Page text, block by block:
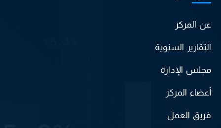
عن المركز
التقارير السنوية
مجلس الإدارة
أعضاء المركز
فريق العمل